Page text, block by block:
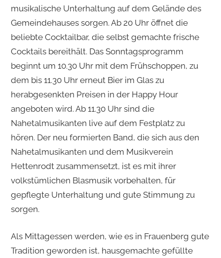
musikalische Unterhaltung auf dem Gelände des
Gemeindehauses sorgen. Ab 20 Uhr öffnet die
beliebte Cocktailbar, die selbst gemachte frische
Cocktails bereithält. Das Sonntagsprogramm
beginnt um 10.30 Uhr mit dem Frühschoppen, zu
dem bis 11.30 Uhr erneut Bier im Glas zu
herabgesenkten Preisen in der Happy Hour
angeboten wird. Ab 11.30 Uhr sind die
Nahetalmusikanten live auf dem Festplatz zu
hören. Der neu formierten Band, die sich aus den
Nahetalmusikanten und dem Musikverein
Hettenrodt zusammensetzt, ist es mit ihrer
volkstümlichen Blasmusik vorbehalten, für
gepflegte Unterhaltung und gute Stimmung zu
sorgen.
Als Mittagessen werden, wie es in Frauenberg gute
Tradition geworden ist, hausgemachte gefüllte